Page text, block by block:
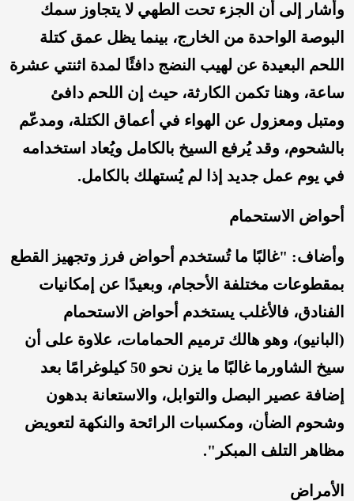
وأشار إلى أن الجزء تحت الطهي لا يتجاوز سمك
البوصة الواحدة من الخارج، بينما يظل عمق كتلة
اللحم البعيدة عن لهيب النضج دافئًا لمدة اثنتي عشرة
ساعة، وهنا تكمن الكارثة، حيث إن اللحم دافئ
ومتبل ومعزول عن الهواء في أعماق الكتلة، ومدعّم
بالشحوم، وقد يُرفع السيخ بالكامل ويُعاد استخدامه
في يوم عمل جديد إذا لم يُستهلك بالكامل.
أحواض الاستحمام
وأضاف: "غالبًا ما تُستخدم أحواض فرز وتجهيز القطع
بمقطوعات مختلفة الأحجام، وبعيدًا عن إمكانيات
الفنادق، فالأغلب يستخدم أحواض الاستحمام
(البانيو)، وهو هالك ترميم الحمامات، علاوة على أن
سيخ الشاورما غالبًا ما يزن نحو 50 كيلوغرامًا بعد
إضافة عصير البصل والتوابل، والاستعانة بدهون
وشحوم الضأن، ومكسبات الرائحة والنكهة لتعويض
مظاهر التلف المبكر".
الأمراض